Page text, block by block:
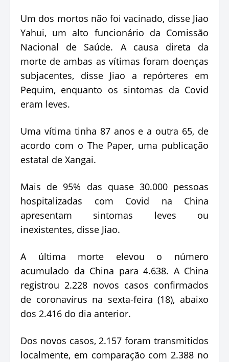
Um dos mortos não foi vacinado, disse Jiao
Yahui, um alto funcionário da Comissão
Nacional de Saúde. A causa direta da
morte de ambas as vítimas foram doenças
subjacentes, disse Jiao a repórteres em
Pequim, enquanto os sintomas da Covid
eram leves.
Uma vítima tinha 87 anos e a outra 65, de
acordo com o The Paper, uma publicação
estatal de Xangai.
Mais de 95% das quase 30.000 pessoas
hospitalizadas com Covid na China
apresentam sintomas leves ou
inexistentes, disse Jiao.
A última morte elevou o número
acumulado da China para 4.638. A China
registrou 2.228 novos casos confirmados
de coronavírus na sexta-feira (18), abaixo
dos 2.416 do dia anterior.
Dos novos casos, 2.157 foram transmitidos
localmente, em comparação com 2.388 no